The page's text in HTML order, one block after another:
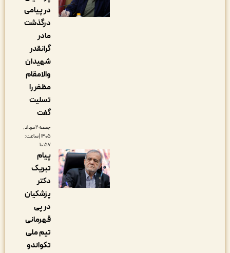
در پیامی
درگذشت
شهیدان
والامقام
جمعه ۲ مرداد,
۱۴۰۵ | ساعت:
پیام
تبریک
دکتر
پزشکیان
قهرمانی
تیم ملی
تکواندو